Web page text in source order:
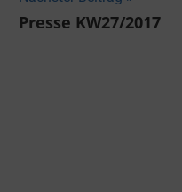
Presse KW27/2017